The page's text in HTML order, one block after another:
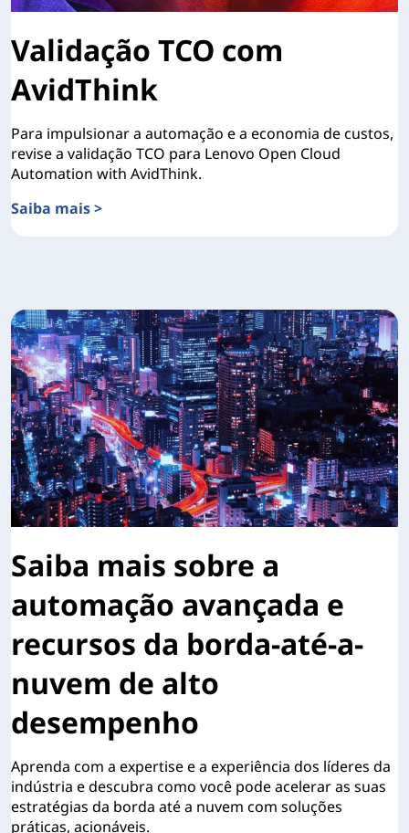
Validação TCO com
AvidThink
Para impulsionar a automação e a economia de custos,
revise a validação TCO para Lenovo Open Cloud
Automation with AvidThink.
Saiba mais >
Saiba mais sobre a
automação avançada e
recursos da borda-até-a-
nuvem de alto
desempenho
Aprenda com a expertise e a experiência dos líderes da
indústria e descubra como você pode acelerar as suas
estratégias da borda até a nuvem com soluções
práticas, acionáveis.